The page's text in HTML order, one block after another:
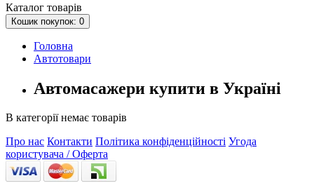
Каталог товарів
Кошик покупок: 0
Головна
Автотовари
Автомасажери купити в Україні
В категорії немає товарів
Про нас Контакти Політика конфіденційності Угода
користувача / Оферта